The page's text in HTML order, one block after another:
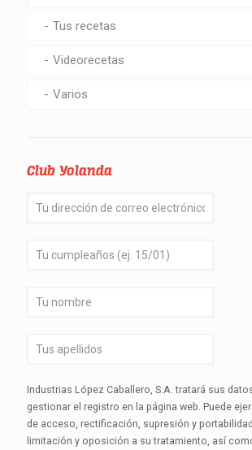
Tus recetas
Videorecetas
Varios
Club Yolanda
Industrias López Caballero, S.A. tratará sus
gestionar el registro en la página web. Puede
de acceso, rectificación, supresión y
limitación y oposición a su tratamiento, así